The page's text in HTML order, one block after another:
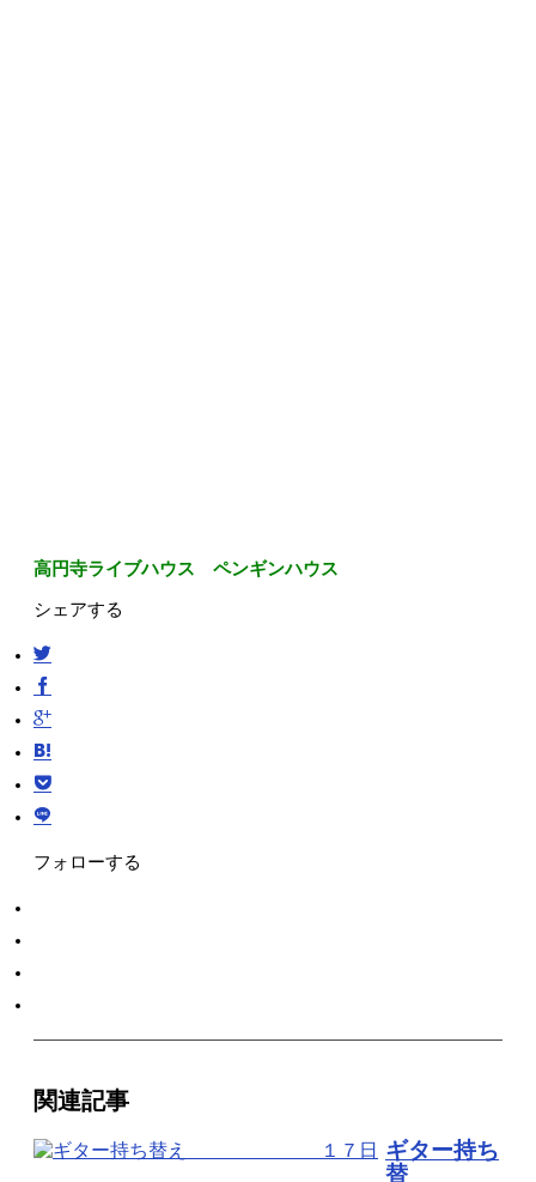
高円寺ライブハウス ペンギンハウス
シェアする
フォローする
関連記事
ギター持ち
替